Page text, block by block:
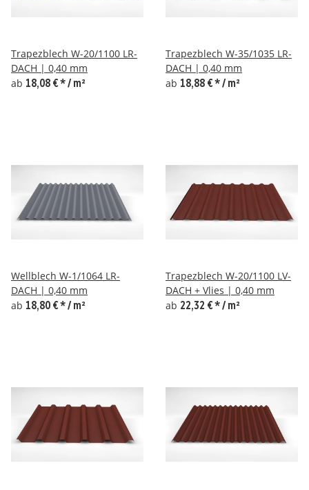
Trapezblech W-20/1100 LR-
DACH | 0,40 mm
ab 18,08 €*/ m²
Trapezblech W-35/1035 LR-
DACH | 0,40 mm
ab 18,88 €*/ m²
Wellblech W-1/1064 LR-
DACH | 0,40 mm
ab 18,80 €*/ m²
Trapezblech W-20/1100 LV-
DACH + Vlies | 0,40 mm
ab 22,32 €*/ m²